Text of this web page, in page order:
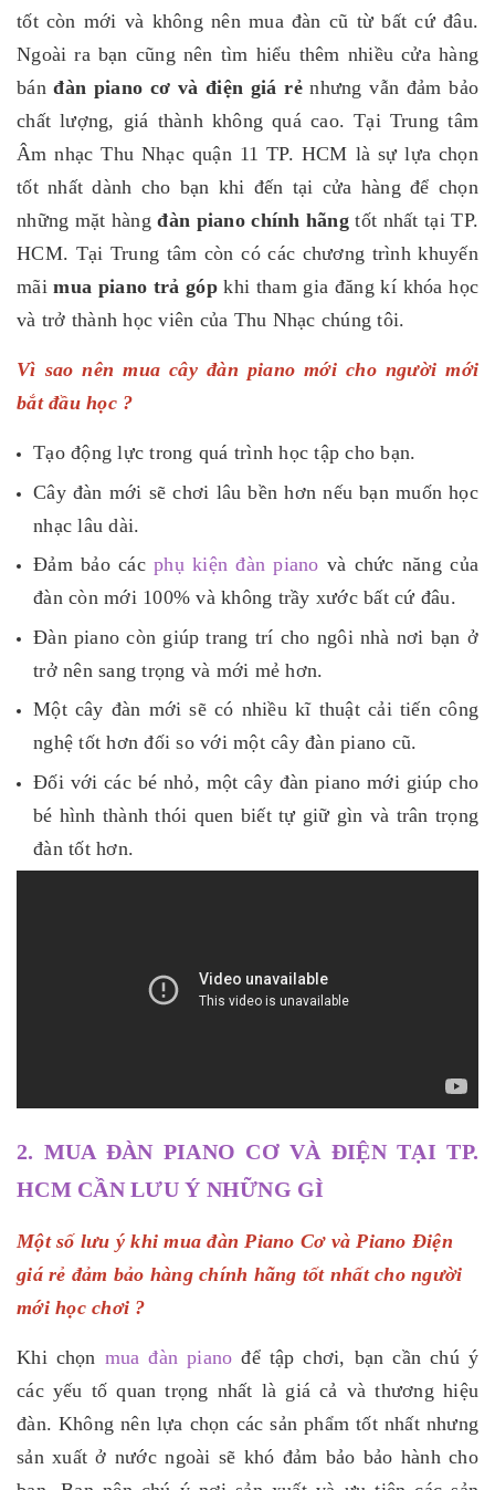
tốt còn mới và không nên mua đàn cũ từ bất cứ đâu.
Ngoài ra bạn cũng nên tìm hiểu thêm nhiều cửa hàng
bánđàn piano cơ và điện giá rẻnhưng vẫn đảm bảo
chất lượng, giá thành không quá cao. Tại Trung tâm
Âm nhạc Thu Nhạc quận 11 TP. HCM là sự lựa chọn
tốt nhất dành cho bạn khi đến tại cửa hàng để chọn
những mặt hàngđàn piano chính hãngtốt nhất tại TP.
HCM. Tại Trung tâm còn có các chương trình khuyến
mãi mua piano trả gópkhi tham gia đăng kí khóa học
và trở thành học viên của Thu Nhạc chúng tôi.
Vì sao nên mua cây đàn piano mới cho người mới
bắt đầu học ?
Tạo động lực trong quá trình học tập cho bạn.
Cây đàn mới sẽ chơi lâu bền hơn nếu bạn muốn học
nhạc lâu dài.
Đảm bảo cácphụ kiện đàn piano và chức năng của
đàn còn mới 100% và không trầy xước bất cứ đâu.
Đàn piano còn giúp trang trí cho ngôi nhà nơi bạn ở
trở nên sang trọng và mới mẻ hơn.
Một cây đàn mới sẽ có nhiều kĩ thuật cải tiến công
nghệ tốt hơn đối so với một cây đàn piano cũ.
Đối với các bé nhỏ, một cây đàn piano mới giúp cho
bé hình thành thói quen biết tự giữ gìn và trân trọng
đàn tốt hơn.
2. MUA ĐÀN PIANO CƠ VÀ ĐIỆN TẠI TP.
HCM CẦN LƯU Ý NHỮNG GÌ
Một số lưu ý khi mua đàn Piano Cơ và Piano Điện
giá rẻ đảm bảo hàng chính hãng tốt nhất cho người
mới học chơi ?
Khi chọn mua đàn piano để tập chơi, bạn cần chú ý
các yếu tố quan trọng nhất là giá cả và thương hiệu
đàn. Không nên lựa chọn các sản phẩm tốt nhất nhưng
sản xuất ở nước ngoài sẽ khó đảm bảo bảo hành cho